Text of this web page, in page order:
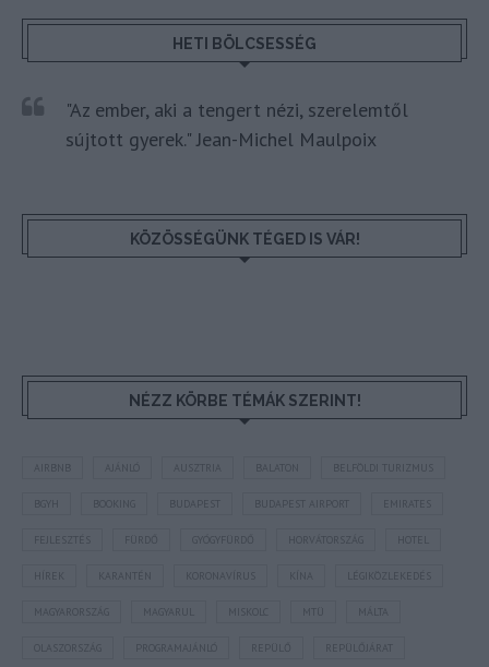
HETI BÖLCSESSÉG
"Az ember, aki a tengert nézi, szerelemtől
sújtott gyerek." Jean-Michel Maulpoix
KÖZÖSSÉGÜNK TÉGED IS VÁR!
NÉZZ KÖRBE TÉMÁK SZERINT!
AUSZTRIA BALATON BELFÖLDI TURIZMUS
BUDAPEST BUDAPEST AIRPORT EMIRATES
FEJLESZTÉS HORVÁTORSZÁG HOTEL
KARANTÉN LÉGIKÖZLEKEDÉS
MAGYARORSZÁG MTÜ MÁLTA
OLASZORSZÁG REPÜLŐJÁRAT